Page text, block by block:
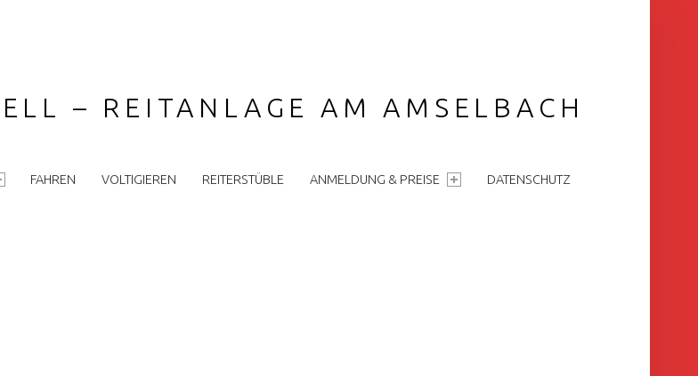
– REITANLAGE AM AMSELBACH
FAHREN VOLTIGIEREN REITERSTÜBLE ANMELDUNG & PREISE DATENSCHUTZ